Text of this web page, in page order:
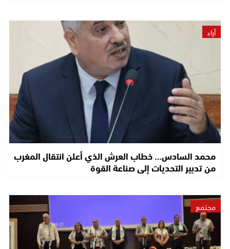
آراء
محمد السادس… خطاب العرش الذي أعلن انتقال المغرب
من تدبير التحديات إلى صناعة القوة
مجتمع